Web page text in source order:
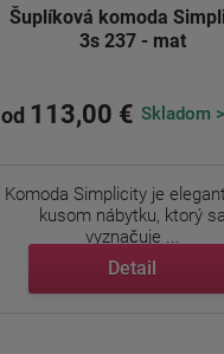
Šuplíková komoda
3s 237 - mat
od 113,00 € Skladom
Komoda Simplicity je
kusom nábytku, ktorý sa
vyznačuje ...
Detail